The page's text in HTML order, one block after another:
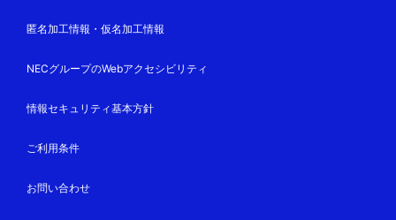
匿名加工情報・仮名加工情報
NECグループのWebアクセシビリティ
情報セキュリティ基本方針
ご利用条件
お問い合わせ